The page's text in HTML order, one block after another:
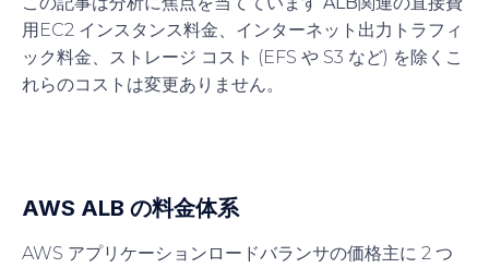
用EC2 インスタンス料金、インターネット出力トラフィ
ック料金、ストレージ コスト (EFS や S3 など) を除くこ
れらのコストは変更ありません。
AWS ALB の料金体系
AWS アプリケーションロードバランサの価格主に 2 つ